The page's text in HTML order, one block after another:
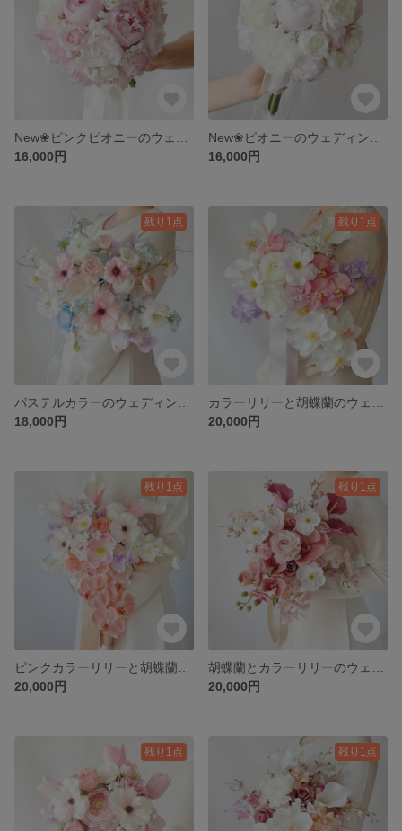
16,000円
16,000円
残り1点
18,000円
残り1点
20,000円
残り1点
20,000円
残り1点
20,000円
残り1点 残り1点